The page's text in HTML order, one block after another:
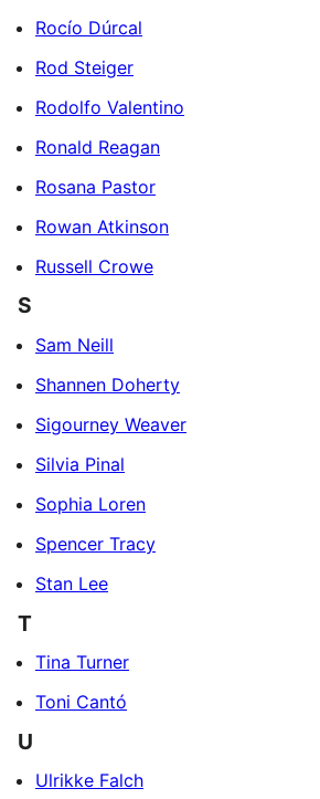
Rocío Dúrcal
Rod Steiger
Rodolfo Valentino
Ronald Reagan
Rosana Pastor
Rowan Atkinson
Russell Crowe
S
Sam Neill
Shannen Doherty
Sigourney Weaver
Silvia Pinal
Sophia Loren
Spencer Tracy
Stan Lee
T
Tina Turner
Toni Cantó
U
Ulrikke Falch